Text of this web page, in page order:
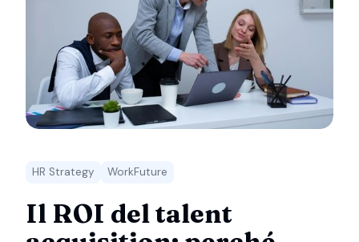
HR Strategy WorkFuture
Il ROI del talent